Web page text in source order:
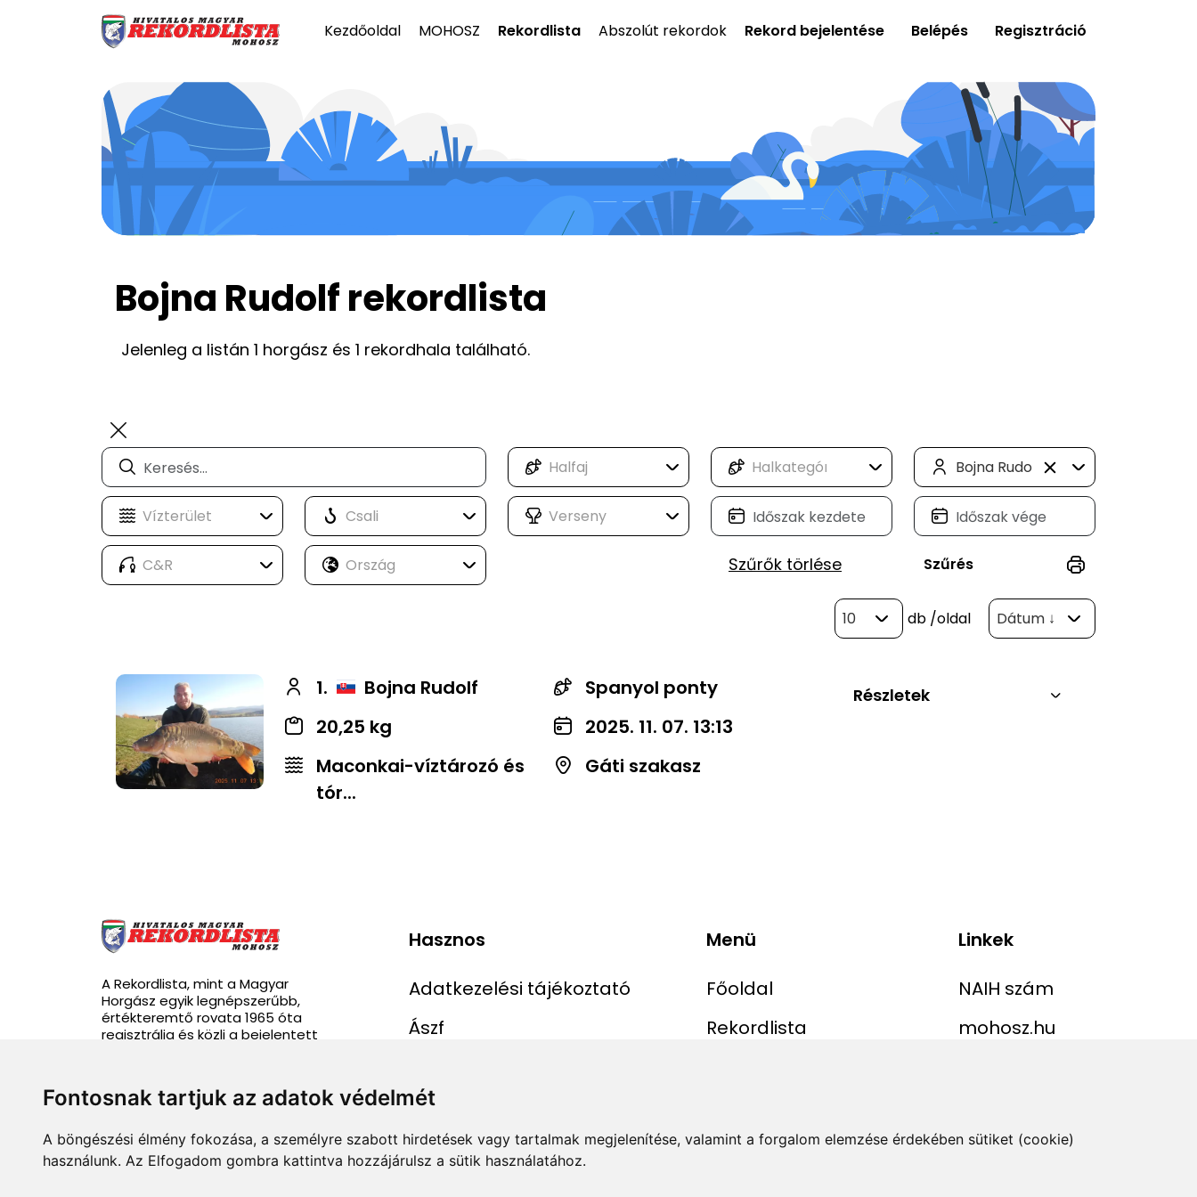
Fontosnak tartjuk az adatok védelmét
A böngészési élmény fokozása, a személyre szabott hirdetések vagy tartalmak megjelenítése, valamint a forgalom elemzése érdekében sütiket (cookie)
használunk. Az Elfogadom gombra kattintva hozzájárulsz a sütik használatához.
Kezdőoldal MOHOSZ Rekordlista Abszolút rekordok Rekord bejelentése Belépés Regisztráció
Bojna Rudolf rekordlista
Jelenleg a listán 1 horgász és 1 rekordhala található.
Bojna Rudolf (1)
Szűrők törlése Szűrés
10 db /oldal Dátum ↓
1. Bojna Rudolf
Spanyol ponty
20,25 kg
2025. 11. 07. 13:13
Maconkai-víztározó és
tór...
Gáti szakasz
Részletek
A Rekordlista, mint a Magyar
Horgász egyik legnépszerűbb,
értékteremtő rovata 1965 óta
regisztrálja és közli a bejelentett
Hasznos
Adatkezelési tájékoztató
Ászf
Menü
Főoldal
Rekordlista
Linkek
NAIH szám
mohosz.hu
info@rekordlista.mohosz.hu